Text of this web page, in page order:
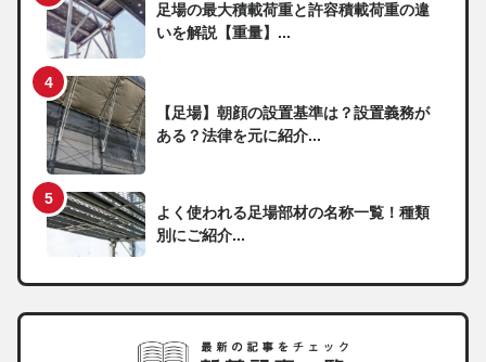
足場の最大積載荷重と許容積載荷重の違
いを解説【重量】...
【足場】朝顔の設置基準は？設置義務が
ある？法律を元に紹介...
よく使われる足場部材の名称一覧！種類
別にご紹介...